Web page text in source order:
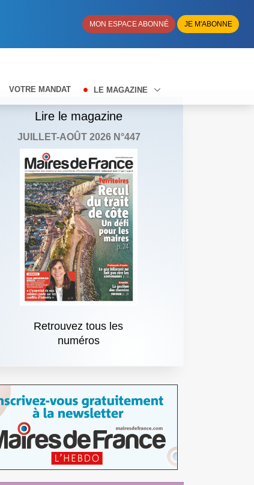
MON ESPACE ABONNÉ JE M'ABONNE
VOTRE MANDAT LE MAGAZINE
Lire le magazine
JUILLET-AOÛT 2026 N°447
Retrouvez tous les
numéros